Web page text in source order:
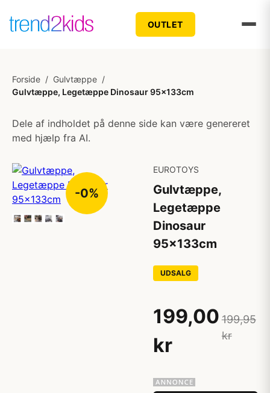
OUTLET
Forside / Gulvtæppe /
Gulvtæppe, Legetæppe Dinosaur 95x133cm
Dele af indholdet på denne side kan være genereret
med hjælp fra AI.
-0%
EUROTOYS
Gulvtæppe,
Legetæppe
Dinosaur
95x133cm
UDSALG
199,00
kr
199,95
kr